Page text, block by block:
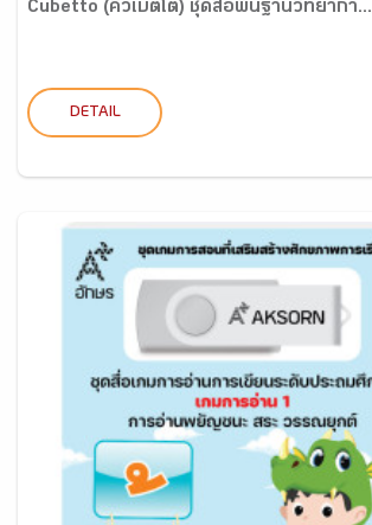
Cubetto (คิวเบตโต) ชุดสื่อพื้นฐานวิทยากา...
DETAIL